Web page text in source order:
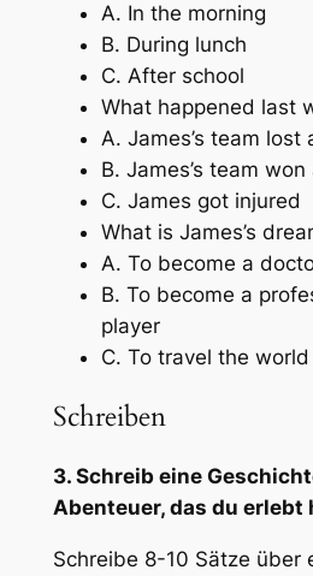
A. In the morning
B. During lunch
C. After school
What happened last
A. James’s team lost
B. James’s team
C. James got injured
What is James’s
A. To become a
B. To become a
player
C. To travel the world
Schreiben
3. Schreib eine
Abenteuer, das du erlebt
Schreibe 8-10 Sätze über